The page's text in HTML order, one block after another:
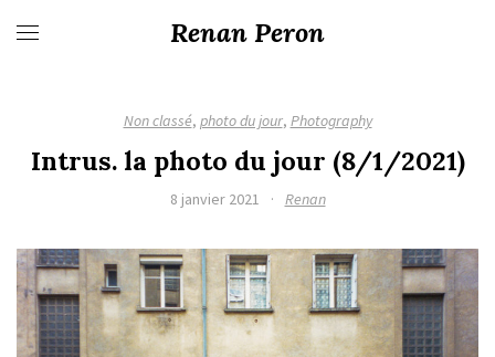
Renan Peron
Non classé, photo du jour, Photography
Intrus. la photo du jour (8/1/2021)
8 janvier 2021 · Renan